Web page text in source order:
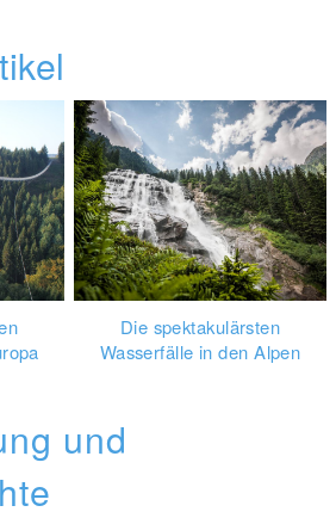
Die spektakulärsten
Wasserfälle in den Alpen
und